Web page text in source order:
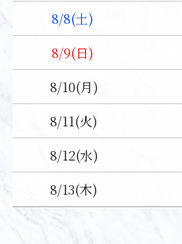
8/8(土)
8/9(日)
8/10(月)
8/11(火)
8/12(水)
8/13(木)